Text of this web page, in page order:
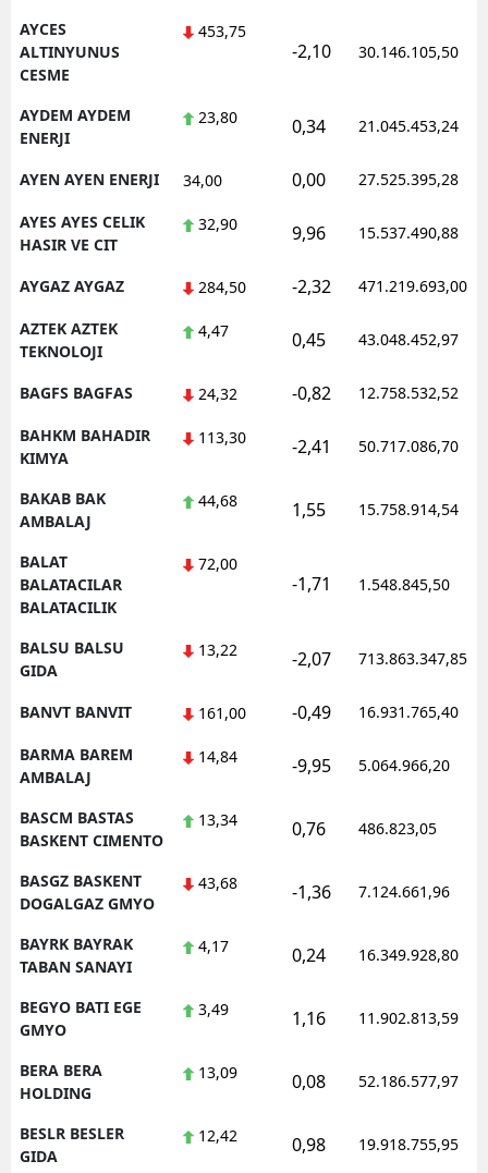
AYCES
ALTINYUNUS
CESME
453,75
-2,10 30.146.105,50
AYDEM AYDEM
ENERJI
23,80 0,34 21.045.453,24
AYEN AYEN ENERJI 34,00 0,00 27.525.395,28
AYES AYES CELIK
HASIR VE CIT
32,90 9,96 15.537.490,88
AYGAZ AYGAZ 284,50 -2,32 471.219.693,00
AZTEK AZTEK
TEKNOLOJI
4,47 0,45 43.048.452,97
BAGFS BAGFAS 24,32 -0,82 12.758.532,52
BAHKM BAHADIR
KIMYA
113,30 -2,41 50.717.086,70
BAKAB BAK
AMBALAJ
44,68 1,55 15.758.914,54
BALAT
BALATACILAR
BALATACILIK
72,00
-1,71 1.548.845,50
BALSU BALSU
GIDA
13,22 -2,07 713.863.347,85
BANVT BANVIT 161,00 -0,49 16.931.765,40
BARMA BAREM
AMBALAJ
14,84 -9,95 5.064.966,20
BASCM BASTAS
BASKENT CIMENTO
13,34 0,76 486.823,05
BASGZ BASKENT
DOGALGAZ GMYO
43,68 -1,36 7.124.661,96
BAYRK BAYRAK
TABAN SANAYI
4,17 0,24 16.349.928,80
BEGYO BATI EGE
GMYO
3,49 1,16 11.902.813,59
BERA BERA
HOLDING
13,09 0,08 52.186.577,97
BESLR BESLER
GIDA
12,42 0,98 19.918.755,95